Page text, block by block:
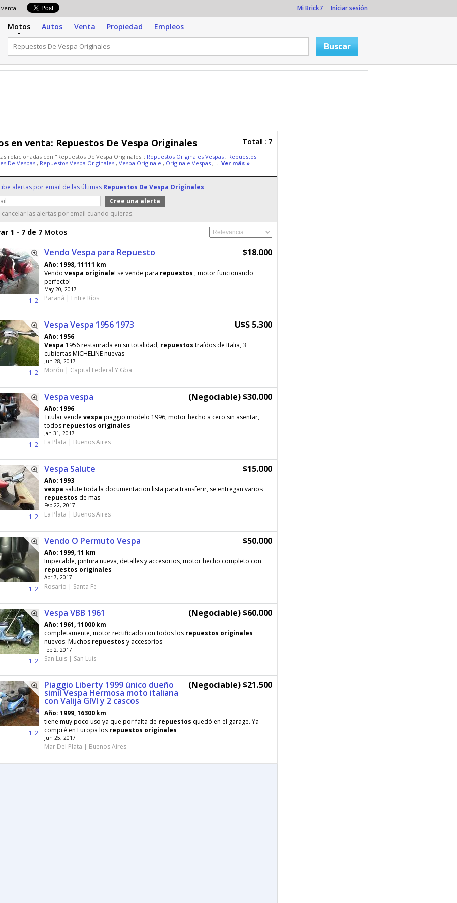
Mi Brick7 Iniciar sesión
Motos Autos Venta Propiedad Empleos
en venta: Repuestos De Vespa Originales Total : 7
relacionadas con "Repuestos De Vespa Originales": Repuestos Originales Vespas , Repuestos
De Vespas , Repuestos Vespa Originales , Vespa Originale , Originale Vespas , ... Ver más »
alertas por email de las últimas Repuestos De Vespa Originales
cancelar las alertas por email cuando quieras.
1 - 7 de 7 Motos
1 2
Vendo Vespa para Repuesto $18.000
Año: 1998, 11111 km
Vendo vespa originale! se vende para repuestos , motor funcionando
perfecto!
May 20, 2017
Paraná | Entre Ríos
1 2
Vespa Vespa 1956 1973 U$S 5.300
Año: 1956
Vespa 1956 restaurada en su totalidad, repuestos traídos de Italia, 3
cubiertas MICHELINE nuevas
Jun 28, 2017
Morón | Capital Federal Y Gba
1 2
Vespa vespa (Negociable) $30.000
Año: 1996
Titular vende vespa piaggio modelo 1996, motor hecho a cero sin asentar,
todos repuestos originales
Jan 31, 2017
La Plata | Buenos Aires
1 2
Vespa Salute $15.000
Año: 1993
vespa salute toda la documentacion lista para transferir, se entregan varios
repuestos de mas
Feb 22, 2017
La Plata | Buenos Aires
1 2
Vendo O Permuto Vespa $50.000
Año: 1999, 11 km
Impecable, pintura nueva, detalles y accesorios, motor hecho completo con
repuestos originales
Apr 7, 2017
Rosario | Santa Fe
1 2
Vespa VBB 1961 (Negociable) $60.000
Año: 1961, 11000 km
completamente, motor rectificado con todos los repuestos originales
nuevos. Muchos repuestos y accesorios
Feb 2, 2017
San Luis | San Luis
1 2
Piaggio Liberty 1999 único dueño
simil Vespa Hermosa moto italiana
con Valija GIVI y 2 cascos
(Negociable) $21.500
Año: 1999, 16300 km
tiene muy poco uso ya que por falta de repuestos quedó en el garage. Ya
compré en Europa los repuestos originales
Jun 25, 2017
Mar Del Plata | Buenos Aires